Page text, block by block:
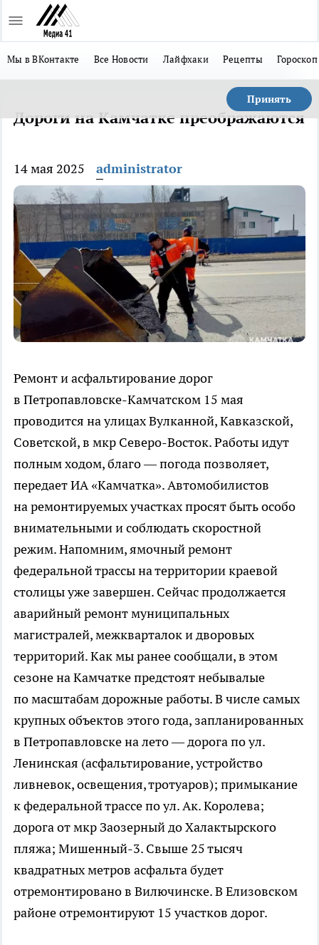
Мы в ВКонтакте Все Новости Лайфхаки Рецепты Гороскоп
Принять
Дороги на Камчатке преображаются
14 мая 2025 administrator
Ремонт и асфальтирование дорог
в Петропавловске-Камчатском 15 мая
проводится на улицах Вулканной, Кавказской,
Советской, в мкр Северо-Восток. Работы идут
полным ходом, благо — погода позволяет,
передает ИА «Камчатка». Автомобилистов
на ремонтируемых участках просят быть особо
внимательными и соблюдать скоростной
режим. Напомним, ямочный ремонт
федеральной трассы на территории краевой
столицы уже завершен. Сейчас продолжается
аварийный ремонт муниципальных
магистралей, межкварталок и дворовых
территорий. Как мы ранее сообщали, в этом
сезоне на Камчатке предстоят небывалые
по масштабам дорожные работы. В числе самых
крупных объектов этого года, запланированных
в Петропавловске на лето — дорога по ул.
Ленинская (асфальтирование, устройство
ливневок, освещения, тротуаров); примыкание
к федеральной трассе по ул. Ак. Королева;
дорога от мкр Заозерный до Халактырского
пляжа; Мишенный-3. Свыше 25 тысяч
квадратных метров асфальта будет
отремонтировано в Вилючинске. В Елизовском
районе отремонтируют 15 участков дорог.